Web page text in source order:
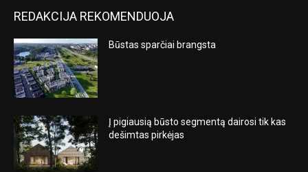
REDAKCIJA REKOMENDUOJA
Būstas sparčiai brangsta
Į pigiausią būsto segmentą dairosi tik kas
dešimtas pirkėjas